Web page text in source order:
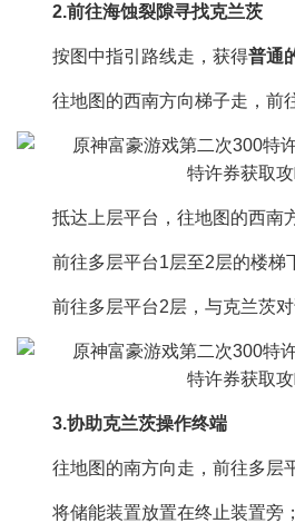
2.前往海蚀裂隙寻找克兰茨
按图中指引路线走，获得普通
往地图的西南方向梯子走，前
抵达上层平台，往地图的西南
前往多层平台1层至2层的楼梯
前往多层平台2层，与克兰茨对
3.协助克兰茨操作终端
往地图的南方向走，前往多层
将储能装置放置在终止装置旁；